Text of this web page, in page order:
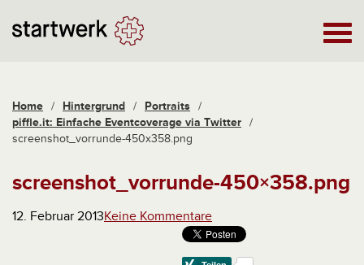
Home / Hintergrund / Portraits /
piffle.it: Einfache Eventcoverage via Twitter /
screenshot_vorrunde-450x358.png
screenshot_vorrunde-450×358.png
12. Februar 2013Keine Kommentare